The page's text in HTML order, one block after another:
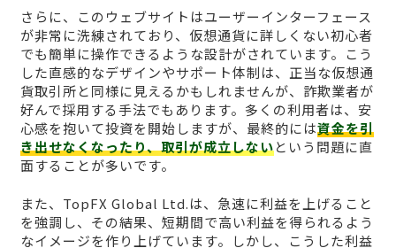
さらに、このウェブサイトはユーザーインターフェース
が非常に洗練されており、仮想通貨に詳しくない初心者
でも簡単に操作できるような設計がされています。こう
した直感的なデザインやサポート体制は、正当な仮想通
貨取引所と同様に見えるかもしれませんが、詐欺業者が
好んで採用する手法でもあります。多くの利用者は、安
心感を抱いて投資を開始しますが、最終的には資金を引
き出せなくなったり、取引が成立しないという問題に直
面することが多いです。
また、TopFX Global Ltd.は、急速に利益を上げること
を強調し、その結果、短期間で高い利益を得られるよう
なイメージを作り上げています。しかし、こうした利益